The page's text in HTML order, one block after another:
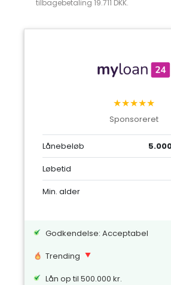
tilbagebetaling 19.711 DKK.
★★★★★
Sponsoreret
Lånebeløb
Løbetid
Min. alder
Godkendelse: Acceptabel
Trending
Lån op til 500.000 kr.